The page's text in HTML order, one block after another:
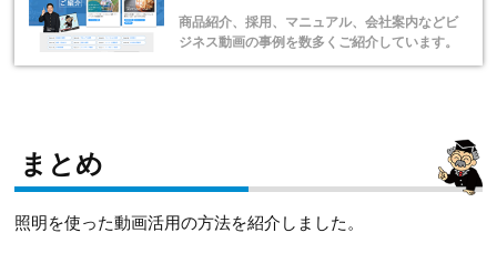
商品紹介、採用、マニュアル、会社案内などビ
ジネス動画の事例を数多くご紹介しています。
まとめ
照明を使った動画活用の方法を紹介しました。